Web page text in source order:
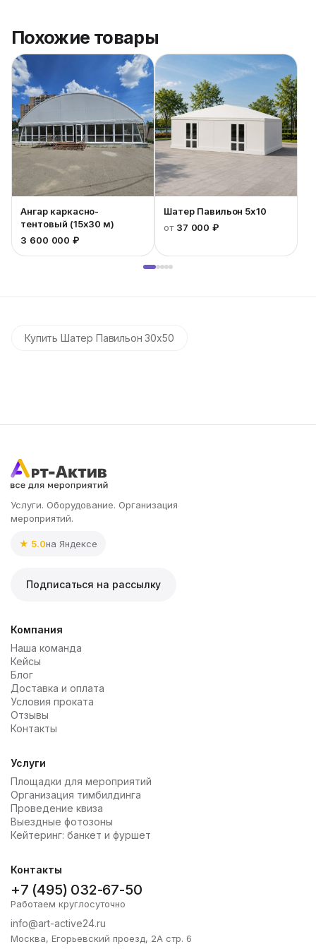
Похожие товары
Ангар каркасно-
тентовый (15x30 м)
3 600 000 ₽
Шатер Павильон 5x10
от 37 000 ₽
Купить Шатер Павильон 30x50
Услуги. Оборудование. Организация
мероприятий.
★ 5.0на Яндексе
Подписаться на рассылку
Компания
Наша команда
Кейсы
Блог
Доставка и оплата
Условия проката
Отзывы
Контакты
Услуги
Площадки для мероприятий
Организация тимбилдинга
Проведение квиза
Выездные фотозоны
Кейтеринг: банкет и фуршет
Контакты
+7 (495) 032-67-50
Работаем круглосуточно
info@art-active24.ru
Москва, Егорьевский проезд, 2А стр. 6